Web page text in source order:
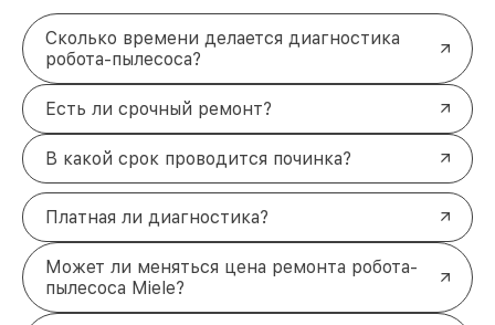
Сколько времени делается диагностика
робота-пылесоса?
Есть ли срочный ремонт?
В какой срок проводится починка?
Платная ли диагностика?
Может ли меняться цена ремонта робота-
пылесоса Miele?